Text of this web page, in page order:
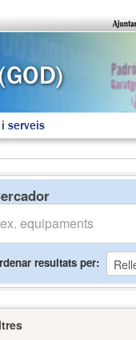
serveis
resultats per